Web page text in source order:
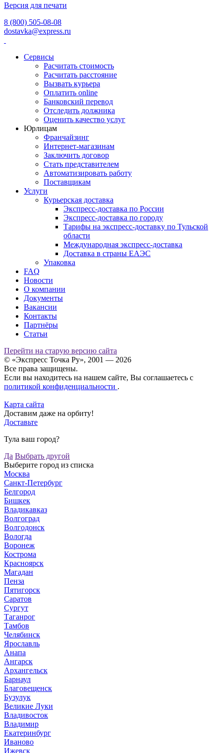
Версия для печати
8 (800) 505-08-08
dostavka@express.ru
Сервисы
Расчитать стоимость
Расчитать расстояние
Вызвать курьера
Оплатить online
Банковский перевод
Отследить должника
Оценить качество услуг
Юрлицам
Франчайзинг
Интернет-магазинам
Заключить договор
Стать представителем
Автоматизировать работу
Поставщикам
Услуги
Курьерская доставка
Экспресс-доставка по России
Экспресс-доставка по городу
Тарифы на экспресс-доставку по Тульской
области
Международная экспресс-доставка
Доставка в страны ЕАЭС
Упаковка
FAQ
Новости
О компании
Документы
Вакансии
Контакты
Партнёры
Статьи
Перейти на старую версию сайта
© «Экспресс Точка Ру», 2001 — 2026
Все права защищены.
Если вы находитесь на нашем сайте, Вы соглашаетесь с
политикой конфиденциальности .
Карта сайта
Доставим даже на орбиту!
Доставьте
Тула ваш город?
Да Выбрать другой
Выберите город из списка
Москва
Санкт-Петербург
Белгород
Бишкек
Владикавказ
Волгоград
Волгодонск
Вологда
Воронеж
Кострома
Красноярск
Магадан
Пенза
Пятигорск
Саратов
Сургут
Таганрог
Тамбов
Челябинск
Ярославль
Анапа
Ангарск
Архангельск
Барнаул
Благовещенск
Бузулук
Великие Луки
Владивосток
Владимир
Екатеринбург
Иваново
Ижевск